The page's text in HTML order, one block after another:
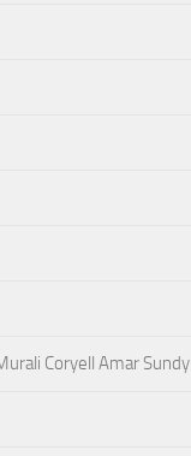
Coryell Amar Sundy